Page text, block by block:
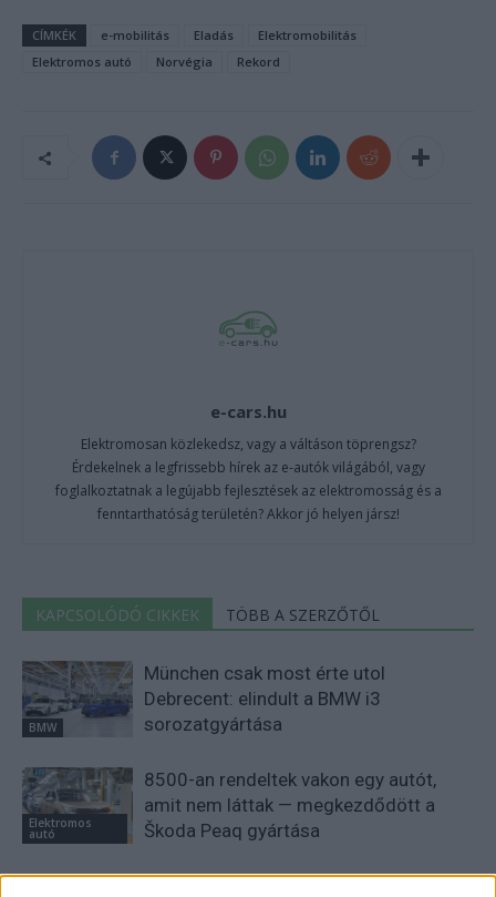
CÍMKÉK e-mobilitás Eladás
Elektromobilitás
Elektromos autó
Norvégia Rekord
e-cars.hu
Elektromosan közlekedsz, vagy a váltáson töprengsz?
Érdekelnek a legfrissebb hírek az e-autók világából, vagy
foglalkoztatnak a legújabb fejlesztések az elektromosság és a
fenntarthatóság területén? Akkor jó helyen jársz!
KAPCSOLÓDÓ CIKKEK TÖBB A SZERZŐTŐL
BMW
München csak most érte utol
Debrecent: elindult a BMW i3
sorozatgyártása
Elektromos
autó
8500-an rendeltek vakon egy autót,
amit nem láttak — megkezdődött a
Škoda Peaq gyártása